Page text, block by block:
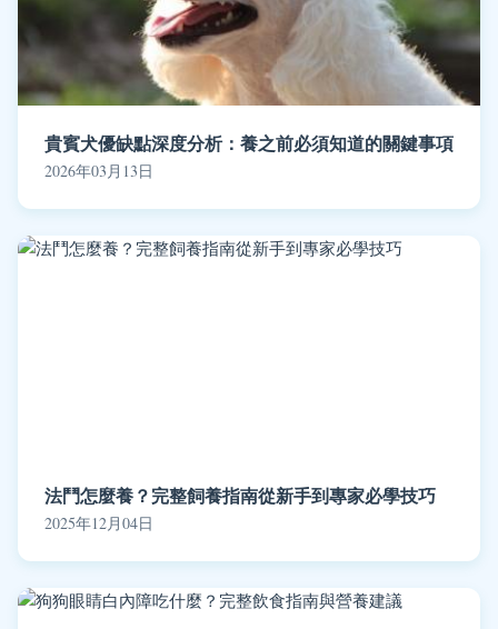
貴賓犬優缺點深度分析：養之前必須知道的關鍵事項
2026年03月13日
法鬥怎麼養？完整飼養指南從新手到專家必學技巧
2025年12月04日